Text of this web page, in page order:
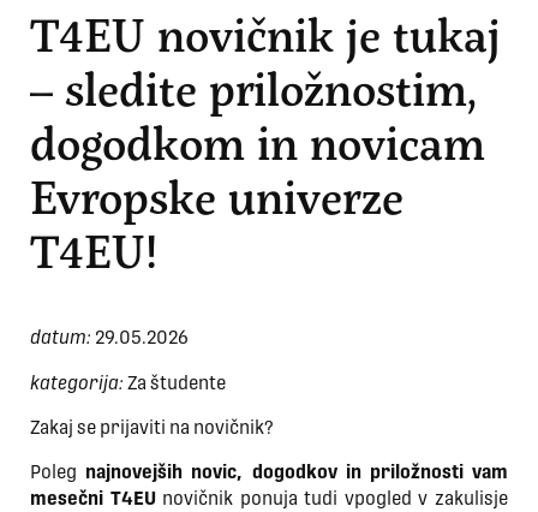
T4EU novičnik je tukaj
– sledite priložnostim,
dogodkom in novicam
Evropske univerze
T4EU!
datum: 29.05.2026
kategorija: Za študente
Zakaj se prijaviti na novičnik?
Poleg najnovejših novic, dogodkov in priložnosti vam
mesečni T4EUnovičnik ponuja tudi vpogled v zakulisje